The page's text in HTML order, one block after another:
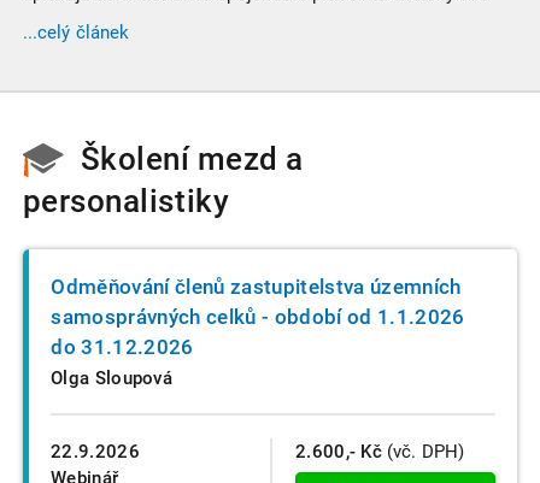
prohlídkami. Vybrali jsme tři zásadní změny, které ovlivní
vaši každodenní praxi, a stručný přehled ostatních novinek.
...celý článek
Školení mezd a
personalistiky
22.9.2026
Webinář
Odměňování členů zastupitelstva územních
samosprávných celků - období od 1.1.2026
do 31.12.2026
Olga Sloupová
2.600,- Kč (vč. DPH)